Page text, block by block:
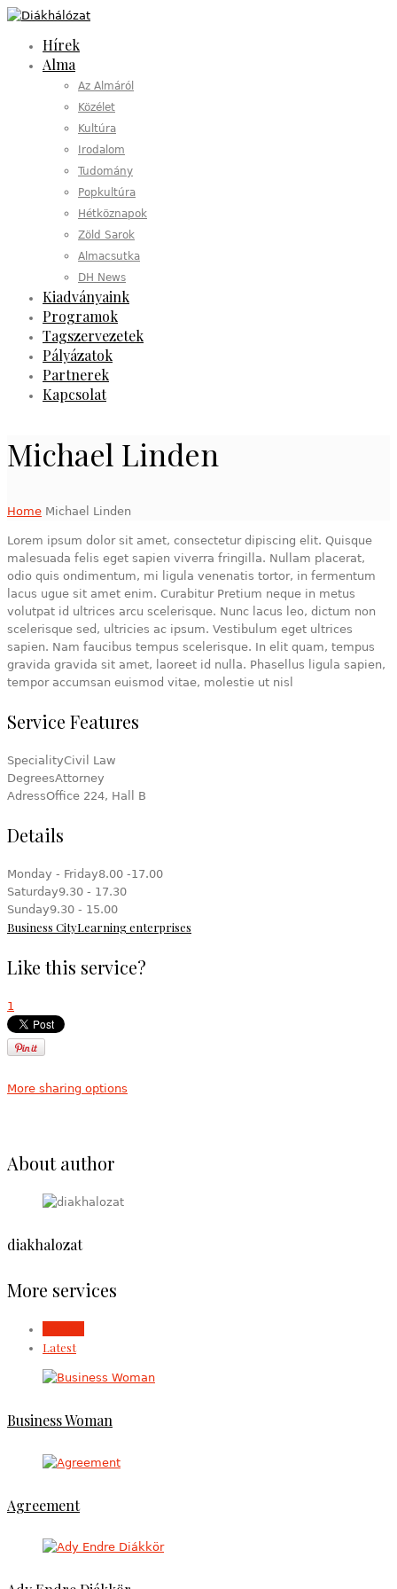
Hírek
Alma
Az Almáról
Közélet
Kultúra
Irodalom
Tudomány
Popkultúra
Hétköznapok
Zöld Sarok
Almacsutka
DH News
Kiadványaink
Programok
Tagszervezetek
Pályázatok
Partnerek
Kapcsolat
Michael Linden
Home Michael Linden
Lorem ipsum dolor sit amet, consectetur dipiscing elit. Quisque
malesuada felis eget sapien viverra fringilla. Nullam placerat,
odio quis ondimentum, mi ligula venenatis tortor, in fermentum
lacus ugue sit amet enim. Curabitur Pretium neque in metus
volutpat id ultrices arcu scelerisque. Nunc lacus leo, dictum non
scelerisque sed, ultricies ac ipsum. Vestibulum eget ultrices
sapien. Nam faucibus tempus scelerisque. In elit quam, tempus
gravida gravida sit amet, laoreet id nulla. Phasellus ligula sapien,
tempor accumsan euismod vitae, molestie ut nisl
Service Features
SpecialityCivil Law
DegreesAttorney
AdressOffice 224, Hall B
Details
Monday - Friday8.00 -17.00
Saturday9.30 - 17.30
Sunday9.30 - 15.00
Business CityLearning enterprises
Like this service?
1
More sharing options
About author
diakhalozat
More services
Latest
Business Woman
Agreement